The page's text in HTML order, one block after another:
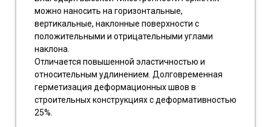
можно наносить на горизонтальные,
вертикальные, наклонные поверхности с
положительными и отрицательными углами
наклона.
Отличается повышенной эластичностью и
относительным удлинением. Долговременная
герметизация деформационных швов в
строительных конструкциях с деформативностью
25%.